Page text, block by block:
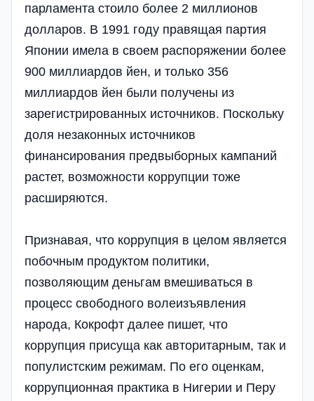
парламента стоило более 2 миллионов
долларов. В 1991 году правящая партия
Японии имела в своем распоряжении более
900 миллиардов йен, и только 356
миллиардов йен были получены из
зарегистрированных источников. Поскольку
доля незаконных источников
финансирования предвыборных кампаний
растет, возможности коррупции тоже
расширяются.
Признавая, что коррупция в целом является
побочным продуктом политики,
позволяющим деньгам вмешиваться в
процесс свободного волеизъявления
народа, Кокрофт далее пишет, что
коррупция присуща как авторитарным, так и
популистским режимам. По его оценкам,
коррупционная практика в Нигерии и Перу